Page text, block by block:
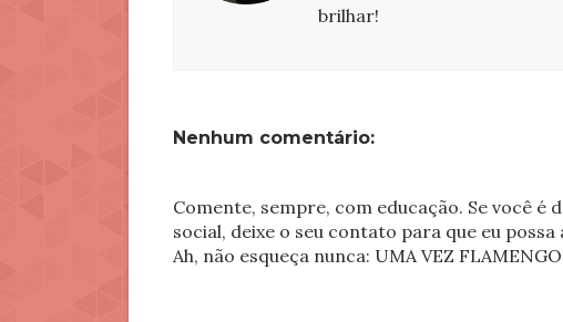
brilhar!
Nenhum comentário:
Comente, sempre, com educação. Se você
social, deixe o seu contato para que eu possa
Ah, não esqueça nunca: UMA VEZ